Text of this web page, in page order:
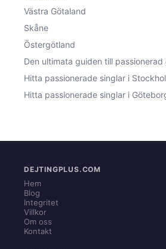
Västra Götaland
Skåne
Östergötland
Den ultimata guiden till
Hitta passionerade singlar i
Hitta passionerade singlar i
DEJTINGPLUS.COM
Hem
Blog
Integritet
Villkor
Om oss
Kontakt